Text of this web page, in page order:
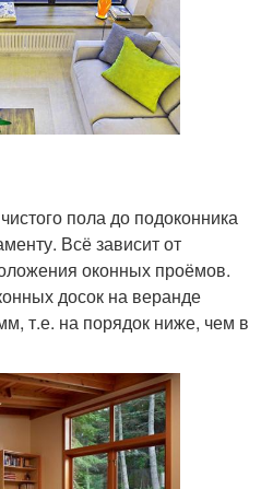
пола до подоконника
Всё зависит от
оконных проёмов.
досок на веранде
т.е. на порядок ниже, чем в